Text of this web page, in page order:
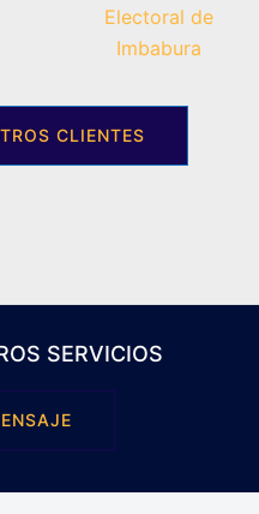
CLIENTES
SERVICIOS